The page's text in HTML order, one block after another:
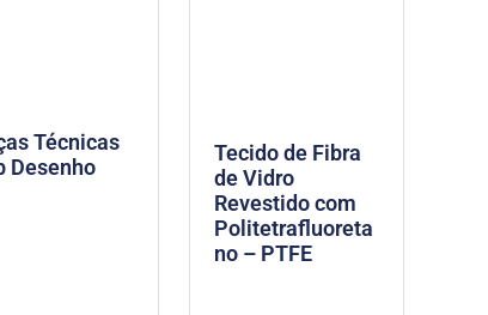
Técnicas
Desenho
Tecido de Fibra
de Vidro
Revestido com
Politetrafluoreta
no – PTFE